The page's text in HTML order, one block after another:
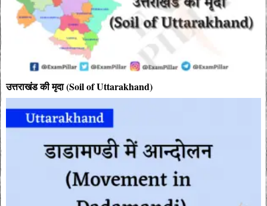
उत्तराखंड की मृदा (Soil of Uttarakhand)